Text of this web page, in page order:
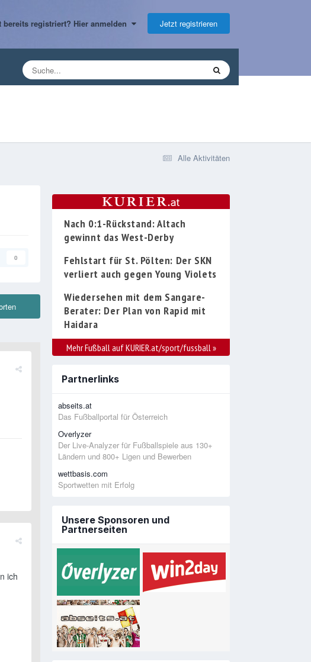
bereits registriert? Hier anmelden Jetzt registrieren
Alle Aktivitäten
0
ich
Nach 0:1-Rückstand: Altach
gewinnt das West-Derby
Fehlstart für St. Pölten: Der SKN
verliert auch gegen Young Violets
Wiedersehen mit dem Sangare-
Berater: Der Plan von Rapid mit
Haidara
Mehr Fußball auf KURIER.at/sport/fussball »
Partnerlinks
abseits.at
Das Fußballportal für Österreich
Overlyzer
Der Live-Analyzer für Fußballspiele aus 130+
Ländern und 800+ Ligen und Bewerben
wettbasis.com
Sportwetten mit Erfolg
Unsere Sponsoren und
Partnerseiten